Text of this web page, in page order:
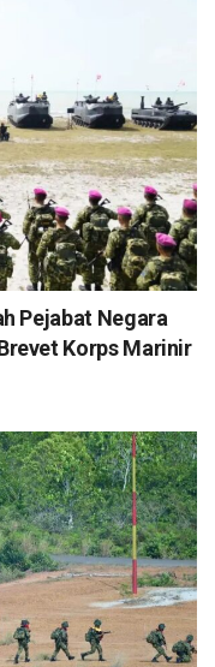
Pejabat Negara
Korps Marinir